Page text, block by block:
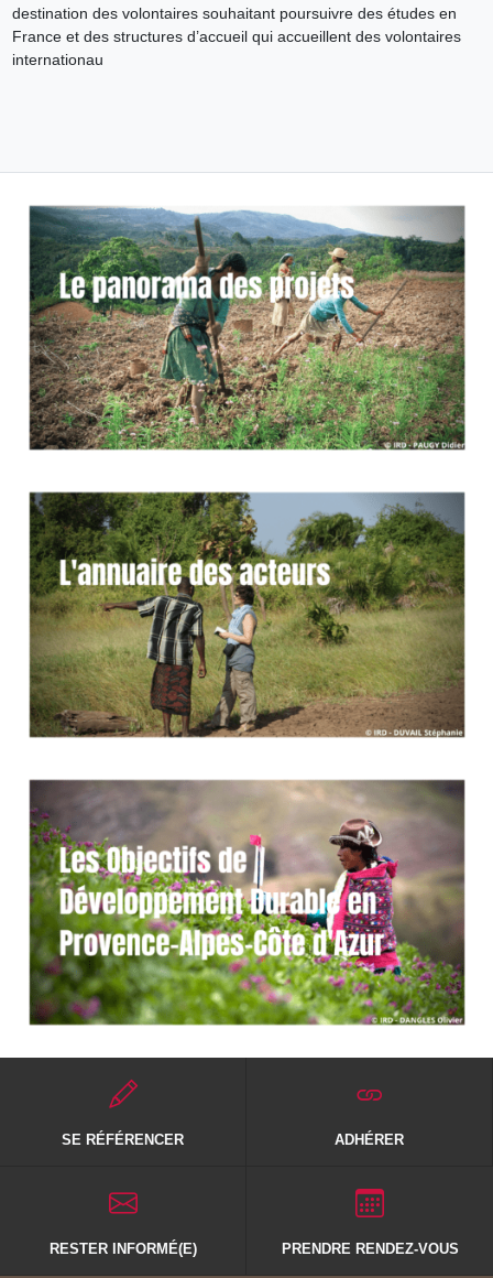
destination des volontaires souhaitant poursuivre des études en
France et des structures d’accueil qui accueillent des volontaires
internationau
SE RÉFÉRENCER ADHÉRER
RESTER INFORMÉ(E) PRENDRE RENDEZ-VOUS